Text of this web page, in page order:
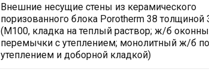
Внешние несущие стены из керамического
поризованного блока Porotherm 38
(М100, кладка на теплый раствор; ж/б
перемычки с утеплением; монолитный ж/б
утеплением и доборной кладкой)